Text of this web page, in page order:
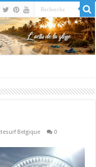
Belgique
0